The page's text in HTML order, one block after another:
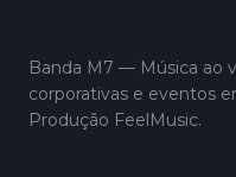
Banda M7 — Música ao
corporativas e eventos
Produção FeelMusic.